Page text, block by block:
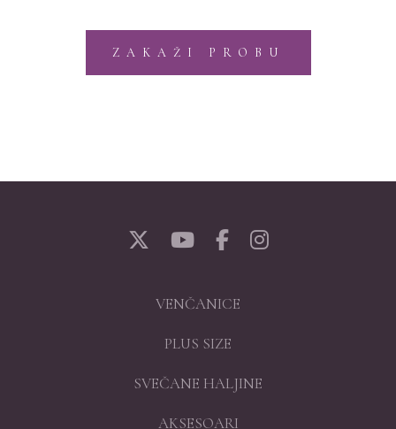
ZAKAŽI PROBU
VENČANICE
PLUS SIZE
SVEČANE HALJINE
AKSESOARI